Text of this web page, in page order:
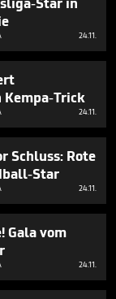
24.11.
Trick
24.11.
Schluss: Rote
Star
24.11.
Gala vom
24.11.